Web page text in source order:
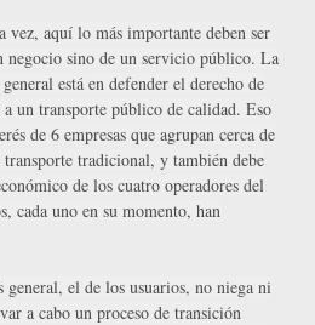
vez, aquí lo más importante deben ser
negocio sino de un servicio público. La
está en defender el derecho de
un transporte público de calidad. Eso
de 6 empresas que agrupan cerca de
tradicional, y también debe
de los cuatro operadores del
cada uno en su momento, han
el de los usuarios, no niega ni
a cabo un proceso de transición